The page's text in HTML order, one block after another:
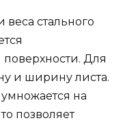
стального
Для
и ширину листа.
на
позволяет